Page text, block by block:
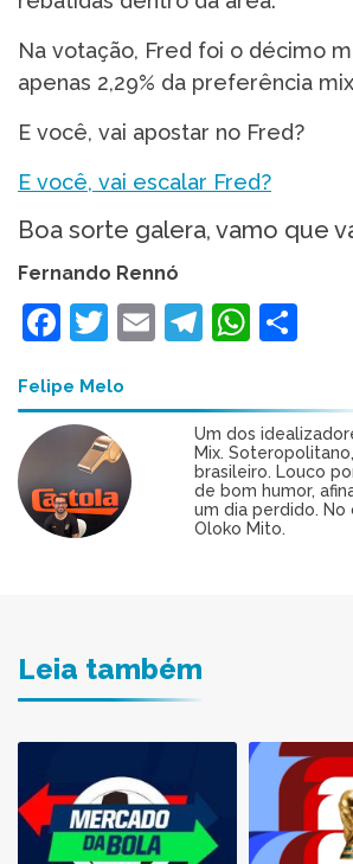
Na votação, Fred foi o décimo
apenas 2,29% da preferência
E você, vai apostar no Fred?
E você, vai escalar Fred?
Boa sorte galera, vamo que
Fernando Rennó
Facebook
Twitter
EmailTelegram
Felipe Melo
Um dos
Mix.
brasileiro. Louco
de bom humor,
um dia perdido.
Oloko Mito.
Leia também